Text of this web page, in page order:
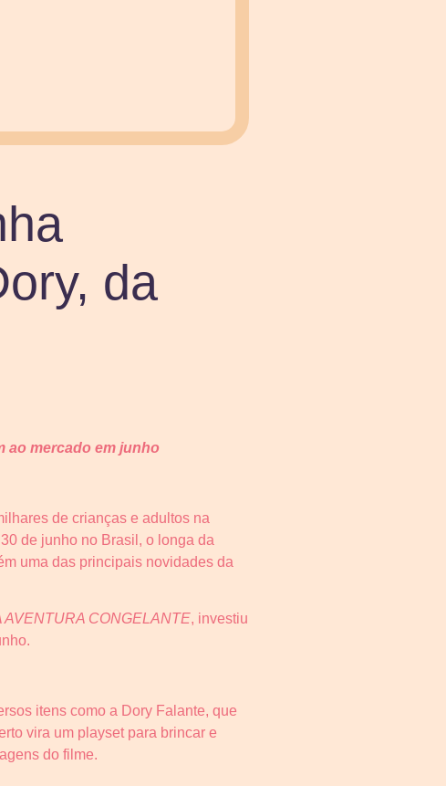
da
ao mercado em junho
de crianças e adultos na
de junho no Brasil, o longa da
uma das principais novidades da
AVENTURA CONGELANTE, investiu
itens como a Dory Falante, que
vira um playset para brincar e
do filme.